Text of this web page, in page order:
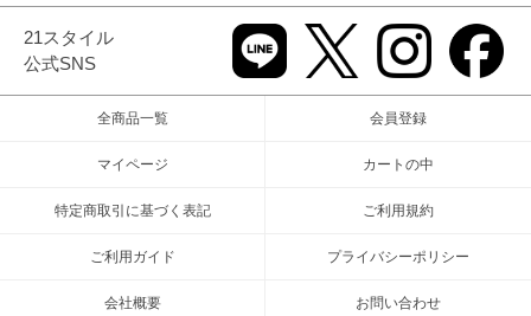
21スタイル
公式SNS
全商品一覧 会員登録
マイページ カートの中
特定商取引に基づく表記 ご利用規約
ご利用ガイド プライバシーポリシー
会社概要 お問い合わせ